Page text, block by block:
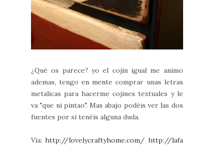
¿Qué os parece? yo el cojín igual me animo
ademas, tengo en mente comprar unas letras
metalicas para hacerme cojines textuales y le
va "que ni pintao". Mas abajo podéis ver las dos
fuentes por si tenéis alguna duda.
Vía:http://lovelycraftyhome.com/ http://lafa